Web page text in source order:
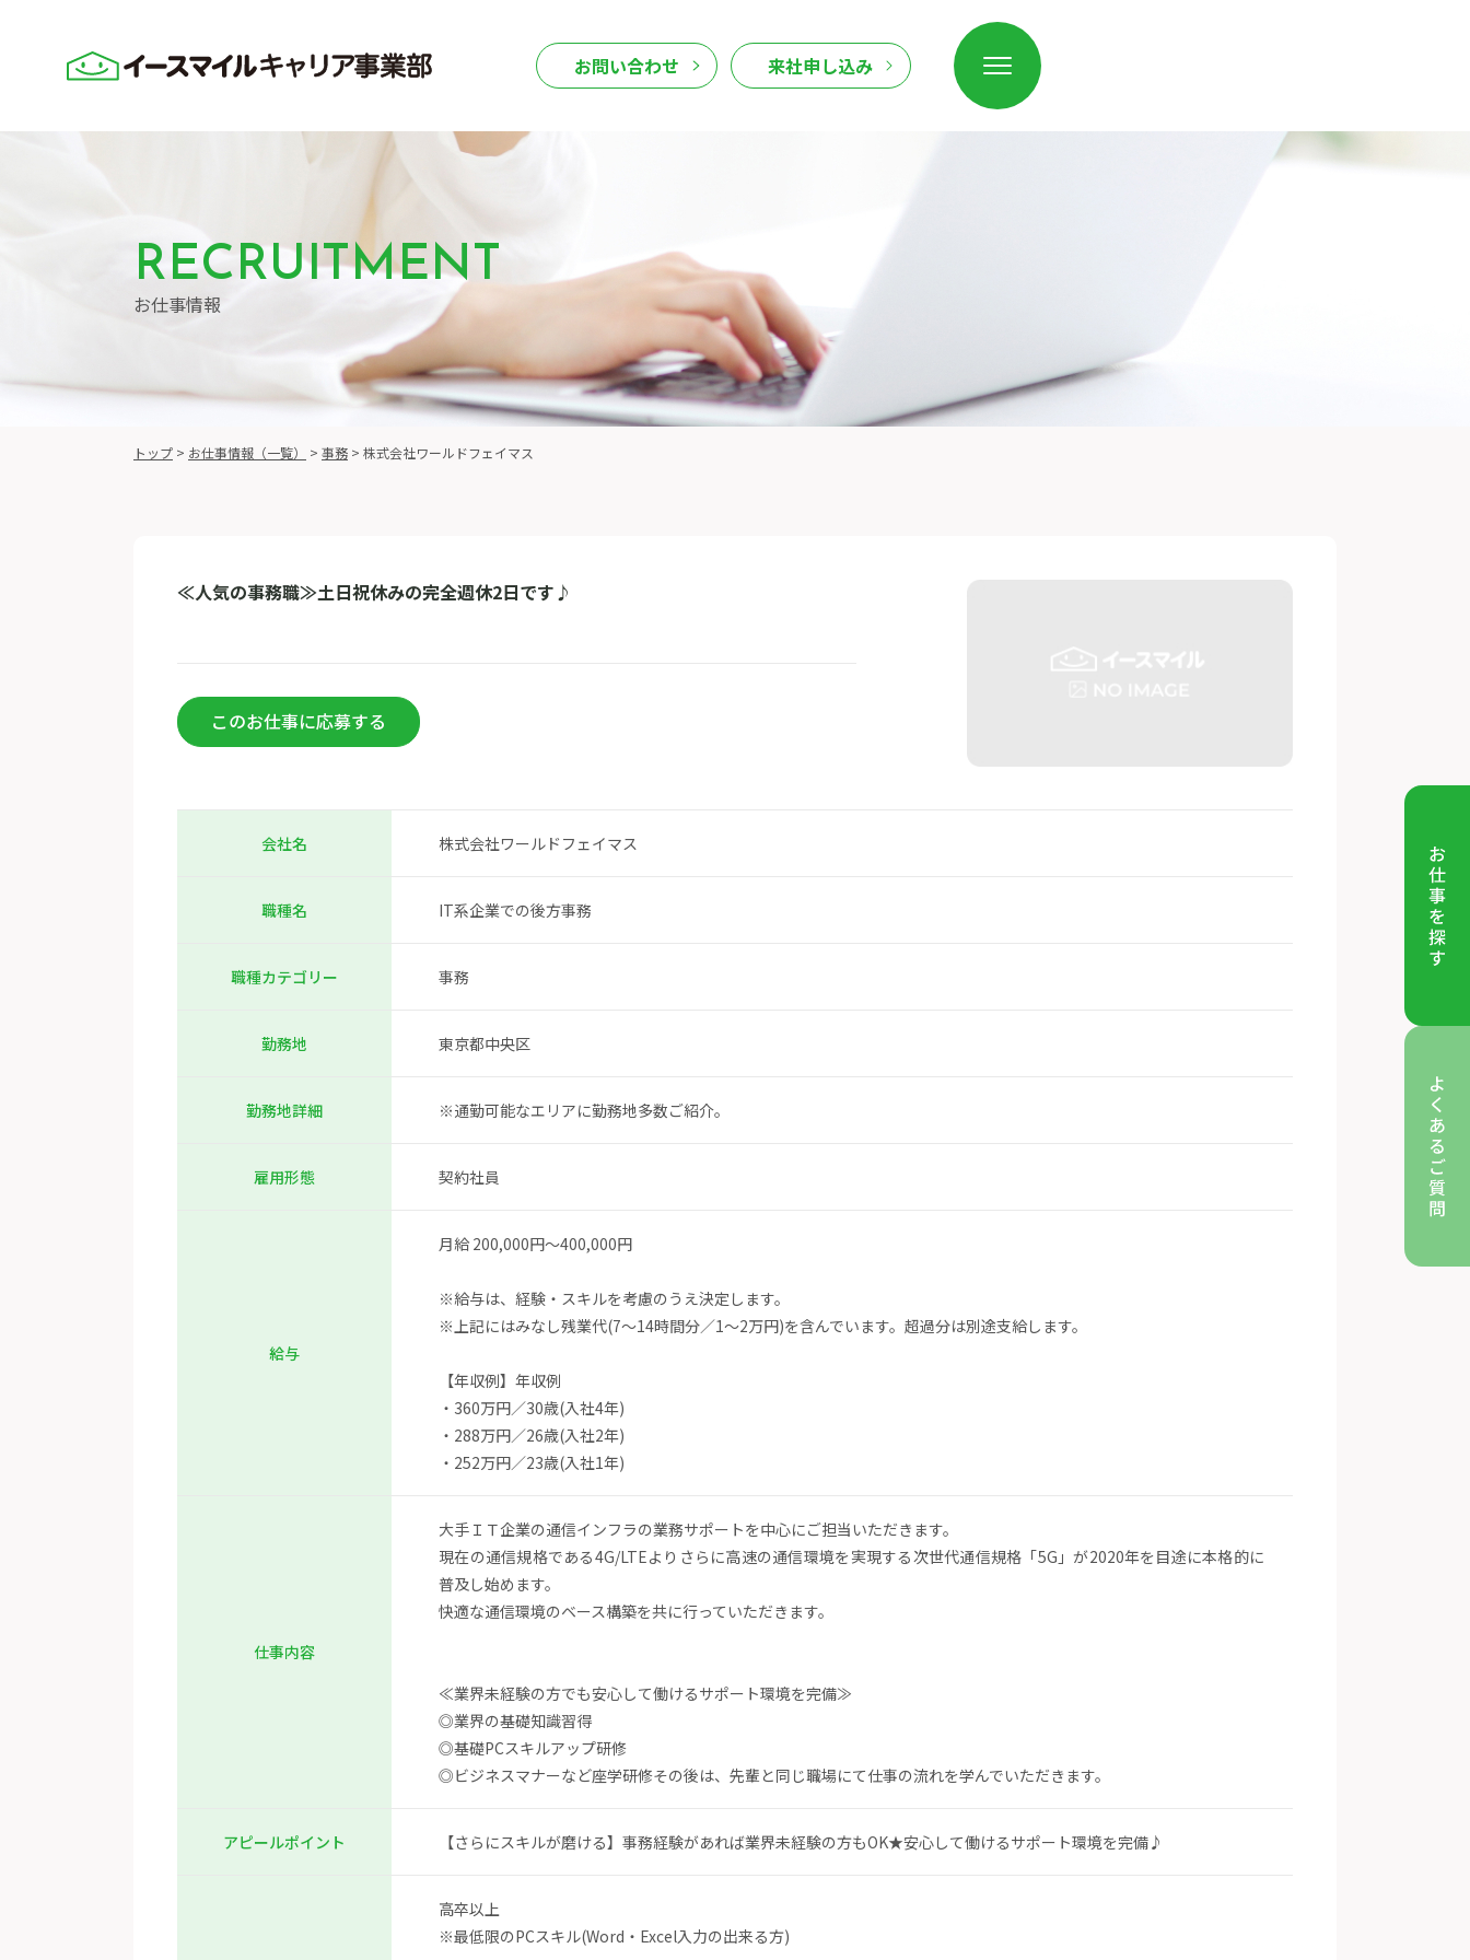
お問い合わせ 来社申し込み
RECRUITMENT
お仕事情報
トップ > お仕事情報（一覧） > 事務 > 株式会社ワールドフェイマス
≪人気の事務職≫土日祝休みの完全週休2日です♪
このお仕事に応募する
会社名 株式会社ワールドフェイマス
職種名 IT系企業での後方事務
職種カテゴリー 事務
勤務地 東京都中央区
勤務地詳細 ※通勤可能なエリアに勤務地多数ご紹介。
雇用形態 契約社員
給与
月給 200,000円〜400,000円
※給与は、経験・スキルを考慮のうえ決定します。
※上記にはみなし残業代(7〜14時間分／1〜2万円)を含んでいます。超過分は別途支給します。
【年収例】年収例
・360万円／30歳(入社4年)
・288万円／26歳(入社2年)
・252万円／23歳(入社1年)
仕事内容
大手ＩＴ企業の通信インフラの業務サポートを中心にご担当いただきます。
現在の通信規格である4G/LTEよりさらに高速の通信環境を実現する次世代通信規格「5G」が2020年を目途に本格的に
普及し始めます。
快適な通信環境のベース構築を共に行っていただきます。
≪業界未経験の方でも安心して働けるサポート環境を完備≫
◎業界の基礎知識習得
◎基礎PCスキルアップ研修
◎ビジネスマナーなど座学研修その後は、先輩と同じ職場にて仕事の流れを学んでいただきます。
アピールポイント 【さらにスキルが磨ける】事務経験があれば業界未経験の方もOK★安心して働けるサポート環境を完備♪
高卒以上
※最低限のPCスキル(Word・Excel入力の出来る方)